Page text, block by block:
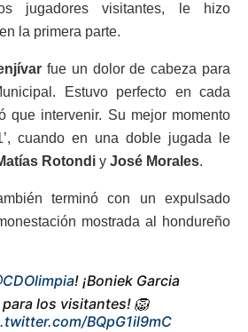
jugadores visitantes, le hizo
la primera parte.
fue un dolor de cabeza para
Estuvo perfecto en cada
que intervenir. Su mejor momento
cuando en una doble jugada le
Rotondi y José Morales.
terminó con un expulsado
mostrada al hondureño
! ¡Boniek Garcia
los visitantes! 🦁
BQpG1il9mC